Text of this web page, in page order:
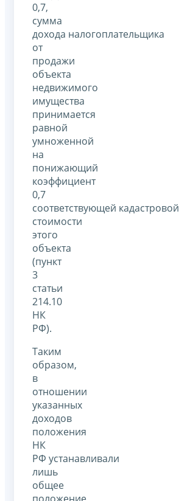
0,7,
сумма
дохода налогоплательщика
от
продажи
объекта
недвижимого
имущества
принимается
равной
умноженной
на
понижающий
коэффициент
0,7
соответствующей кадастровой
стоимости
этого
объекта
(пункт
3
статьи
214.10
НК
РФ).
Таким
образом,
в
отношении
указанных
доходов
положения
НК
РФ устанавливали
лишь
общее
положение